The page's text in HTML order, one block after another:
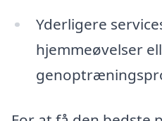
Yderligere
hjemmeøvelser